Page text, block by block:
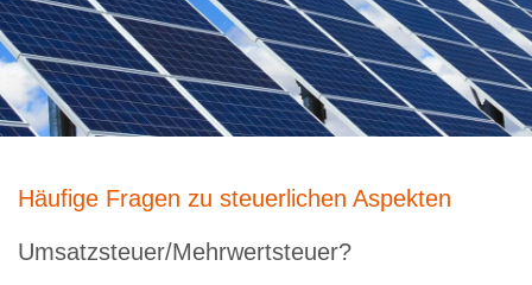
Häufige Fragen zu steuerlichen Aspekten
Umsatzsteuer/Mehrwertsteuer?